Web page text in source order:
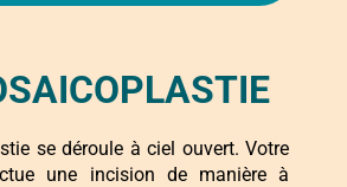
se déroule à ciel ouvert. Votre
une incision de manière à